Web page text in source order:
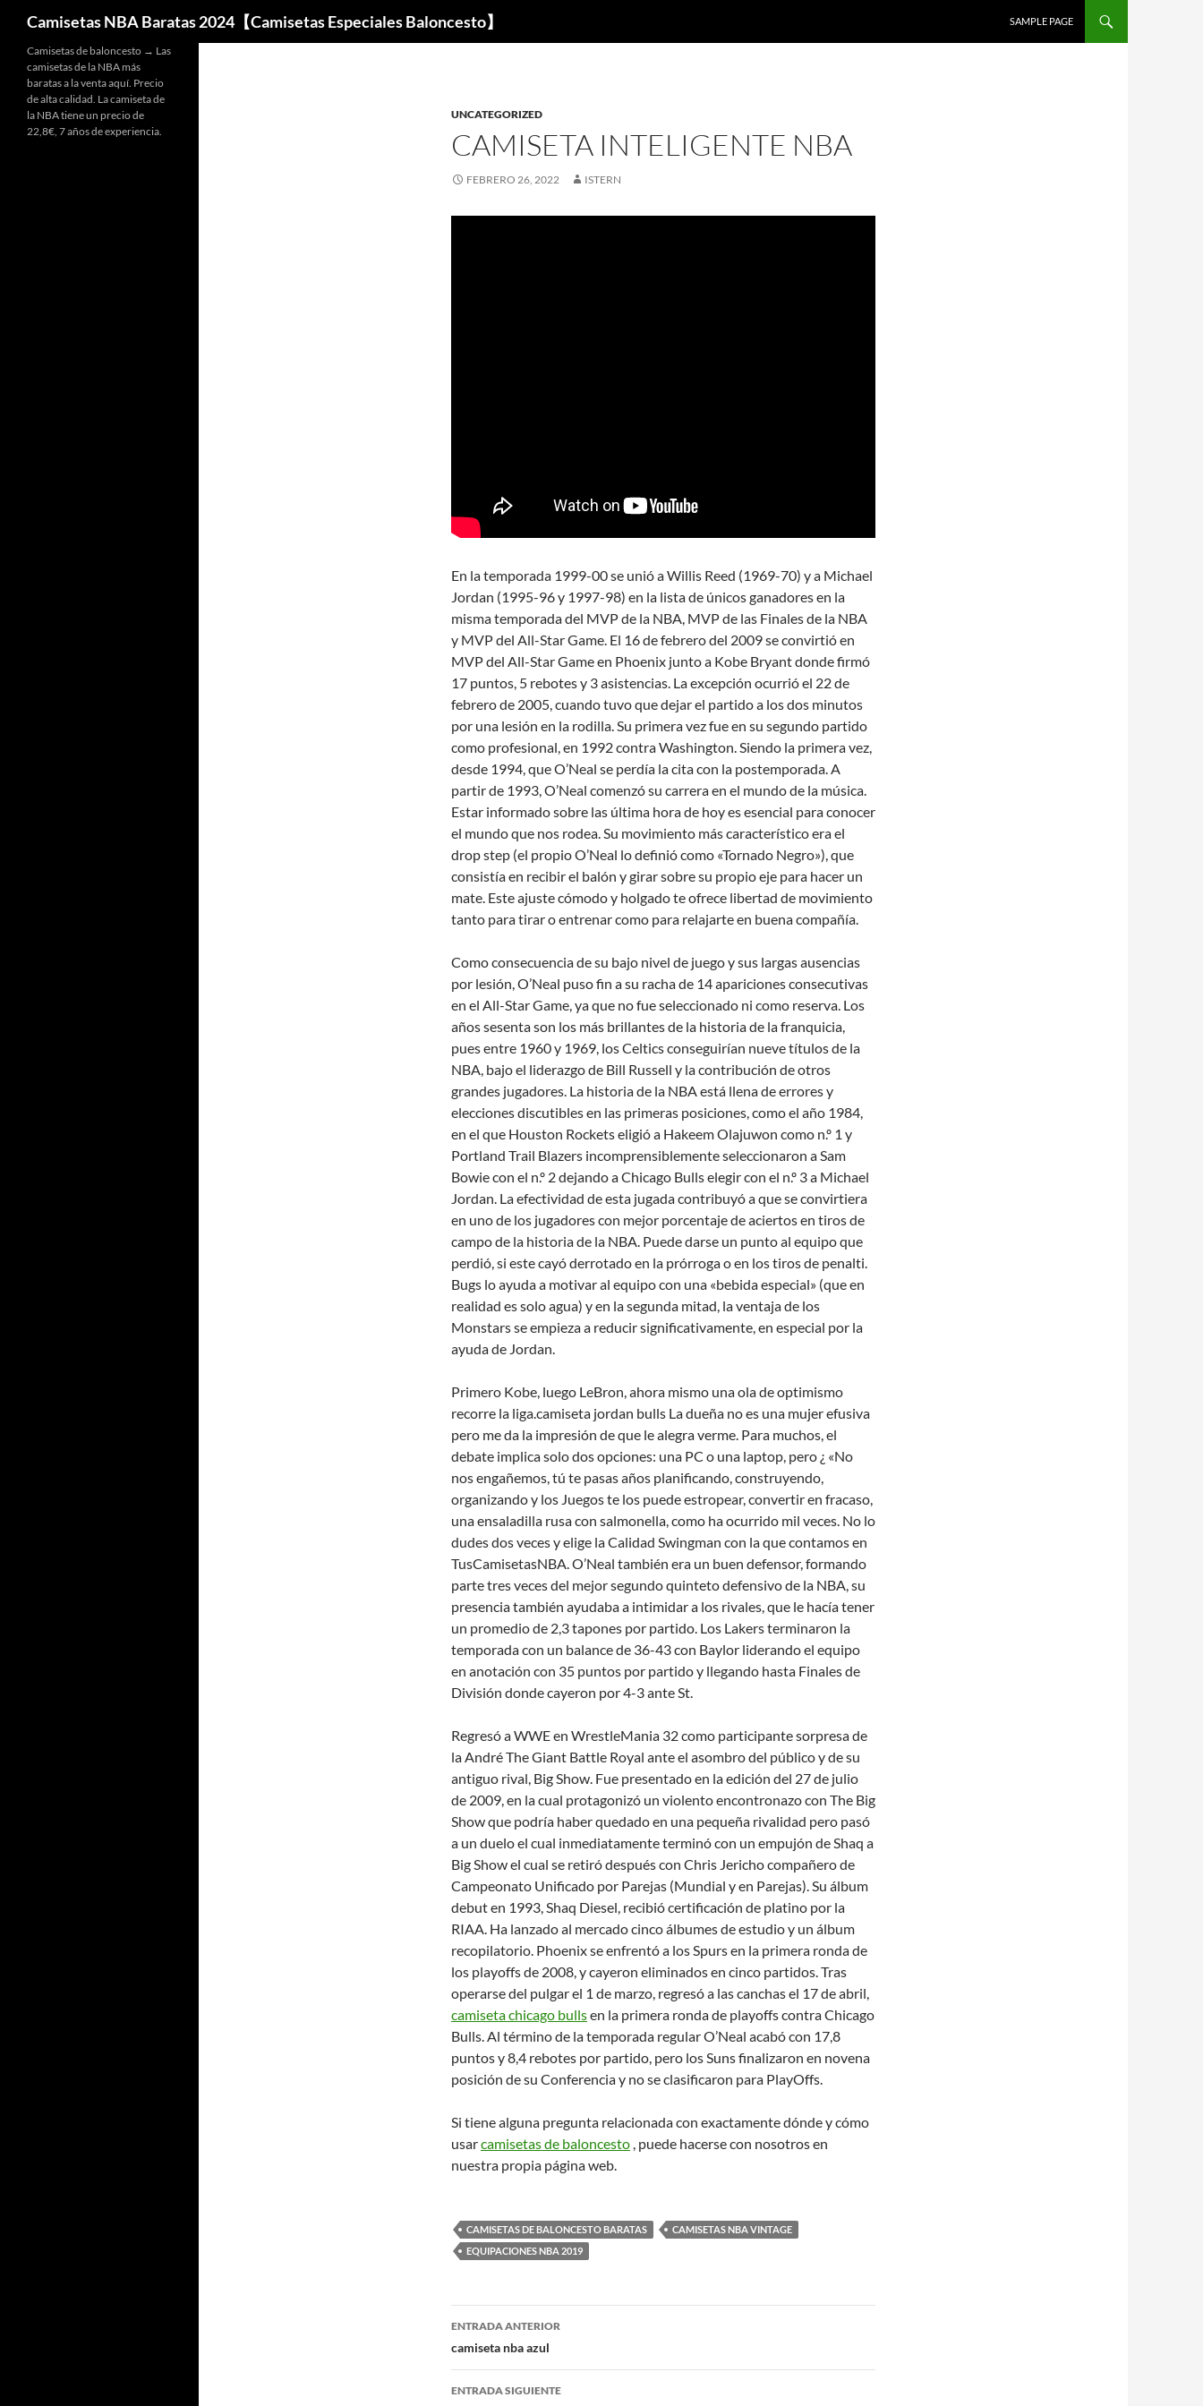
Camisetas NBA Baratas 2024【Camisetas Especiales Baloncesto】
SAMPLE PAGE
UNCATEGORIZED
CAMISETA INTELIGENTE NBA
FEBRERO 26, 2022 ISTERN
En la temporada 1999-00 se unió a Willis Reed (1969-70) y a Michael
Jordan (1995-96 y 1997-98) en la lista de únicos ganadores en la
misma temporada del MVP de la NBA, MVP de las Finales de la NBA
y MVP del All-Star Game. El 16 de febrero del 2009 se convirtió en
MVP del All-Star Game en Phoenix junto a Kobe Bryant donde firmó
17 puntos, 5 rebotes y 3 asistencias. La excepción ocurrió el 22 de
febrero de 2005, cuando tuvo que dejar el partido a los dos minutos
por una lesión en la rodilla. Su primera vez fue en su segundo partido
como profesional, en 1992 contra Washington. Siendo la primera vez,
desde 1994, que O’Neal se perdía la cita con la postemporada. A
partir de 1993, O’Neal comenzó su carrera en el mundo de la música.
Estar informado sobre las última hora de hoy es esencial para conocer
el mundo que nos rodea. Su movimiento más característico era el
drop step (el propio O’Neal lo definió como «Tornado Negro»), que
consistía en recibir el balón y girar sobre su propio eje para hacer un
mate. Este ajuste cómodo y holgado te ofrece libertad de movimiento
tanto para tirar o entrenar como para relajarte en buena compañía.
Como consecuencia de su bajo nivel de juego y sus largas ausencias
por lesión, O’Neal puso fin a su racha de 14 apariciones consecutivas
en el All-Star Game, ya que no fue seleccionado ni como reserva. Los
años sesenta son los más brillantes de la historia de la franquicia,
pues entre 1960 y 1969, los Celtics conseguirían nueve títulos de la
NBA, bajo el liderazgo de Bill Russell y la contribución de otros
grandes jugadores. La historia de la NBA está llena de errores y
elecciones discutibles en las primeras posiciones, como el año 1984,
en el que Houston Rockets eligió a Hakeem Olajuwon como n.º 1 y
Portland Trail Blazers incomprensiblemente seleccionaron a Sam
Bowie con el n.º 2 dejando a Chicago Bulls elegir con el n.º 3 a Michael
Jordan. La efectividad de esta jugada contribuyó a que se convirtiera
en uno de los jugadores con mejor porcentaje de aciertos en tiros de
campo de la historia de la NBA. Puede darse un punto al equipo que
perdió, si este cayó derrotado en la prórroga o en los tiros de penalti.
Bugs lo ayuda a motivar al equipo con una «bebida especial» (que en
realidad es solo agua) y en la segunda mitad, la ventaja de los
Monstars se empieza a reducir significativamente, en especial por la
ayuda de Jordan.
Primero Kobe, luego LeBron, ahora mismo una ola de optimismo
recorre la liga.camiseta jordan bulls La dueña no es una mujer efusiva
pero me da la impresión de que le alegra verme. Para muchos, el
debate implica solo dos opciones: una PC o una laptop, pero ¿ «No
nos engañemos, tú te pasas años planificando, construyendo,
organizando y los Juegos te los puede estropear, convertir en fracaso,
una ensaladilla rusa con salmonella, como ha ocurrido mil veces. No lo
dudes dos veces y elige la Calidad Swingman con la que contamos en
TusCamisetasNBA. O’Neal también era un buen defensor, formando
parte tres veces del mejor segundo quinteto defensivo de la NBA, su
presencia también ayudaba a intimidar a los rivales, que le hacía tener
un promedio de 2,3 tapones por partido. Los Lakers terminaron la
temporada con un balance de 36-43 con Baylor liderando el equipo
en anotación con 35 puntos por partido y llegando hasta Finales de
División donde cayeron por 4-3 ante St.
Regresó a WWE en WrestleMania 32 como participante sorpresa de
la André The Giant Battle Royal ante el asombro del público y de su
antiguo rival, Big Show. Fue presentado en la edición del 27 de julio
de 2009, en la cual protagonizó un violento encontronazo con The Big
Show que podría haber quedado en una pequeña rivalidad pero pasó
a un duelo el cual inmediatamente terminó con un empujón de Shaq a
Big Show el cual se retiró después con Chris Jericho compañero de
Campeonato Unificado por Parejas (Mundial y en Parejas). Su álbum
debut en 1993, Shaq Diesel, recibió certificación de platino por la
RIAA. Ha lanzado al mercado cinco álbumes de estudio y un álbum
recopilatorio. Phoenix se enfrentó a los Spurs en la primera ronda de
los playoffs de 2008, y cayeron eliminados en cinco partidos. Tras
operarse del pulgar el 1 de marzo, regresó a las canchas el 17 de abril,
camiseta chicago bullsen la primera ronda de playoffs contra Chicago
Bulls. Al término de la temporada regular O’Neal acabó con 17,8
puntos y 8,4 rebotes por partido, pero los Suns finalizaron en novena
posición de su Conferencia y no se clasificaron para PlayOffs.
Si tiene alguna pregunta relacionada con exactamente dónde y cómo
usarcamisetas de baloncesto , puede hacerse con nosotros en
nuestra propia página web.
CAMISETAS DE BALONCESTO BARATAS
CAMISETAS NBA VINTAGE
EQUIPACIONES NBA 2019
Navegación
de
entradas
ENTRADA ANTERIOR
camiseta nba azul
ENTRADA SIGUIENTE
Camisetas de baloncesto → Las
camisetas de la NBA más
baratas a la venta aquí. Precio
de alta calidad. La camiseta de
la NBA tiene un precio de
22,8€, 7 años de experiencia.